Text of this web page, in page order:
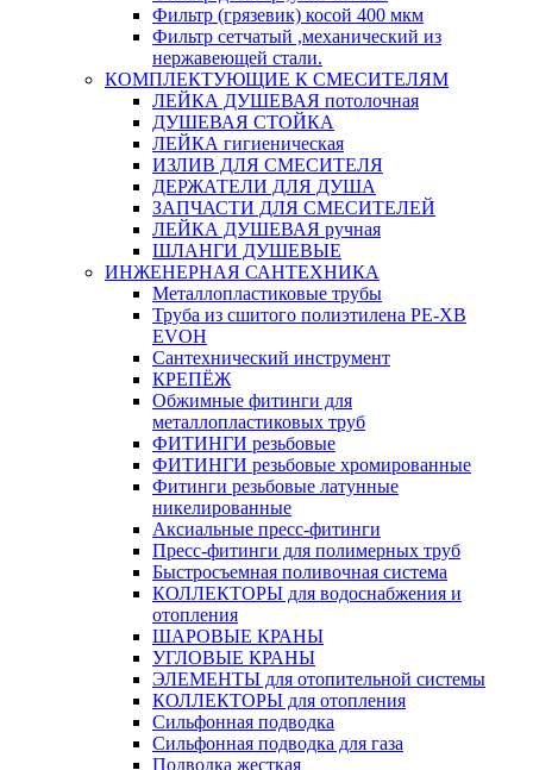
Фильтр (грязевик) косой 400 мкм
Фильтр сетчатый ,механический из
нержавеющей стали.
КОМПЛЕКТУЮЩИЕ К СМЕСИТЕЛЯМ
ЛЕЙКА ДУШЕВАЯ потолочная
ДУШЕВАЯ СТОЙКА
ЛЕЙКА гигиеническая
ИЗЛИВ ДЛЯ СМЕСИТЕЛЯ
ДЕРЖАТЕЛИ ДЛЯ ДУША
ЗАПЧАСТИ ДЛЯ СМЕСИТЕЛЕЙ
ЛЕЙКА ДУШЕВАЯ ручная
ШЛАНГИ ДУШЕВЫЕ
ИНЖЕНЕРНАЯ САНТЕХНИКА
Металлопластиковые трубы
Труба из сшитого полиэтилена PE-XB
EVOH
Сантехнический инструмент
КРЕПЁЖ
Обжимные фитинги для
металлопластиковых труб
ФИТИНГИ резьбовые
ФИТИНГИ резьбовые хромированные
Фитинги резьбовые латунные
никелированные
Аксиальные пресс-фитинги
Пресс-фитинги для полимерных труб
Быстросъемная поливочная система
КОЛЛЕКТОРЫ для водоснабжения и
отопления
ШАРОВЫЕ КРАНЫ
УГЛОВЫЕ КРАНЫ
ЭЛЕМЕНТЫ для отопительной системы
КОЛЛЕКТОРЫ для отопления
Сильфонная подводка
Cильфонная подводка для газа
Подводка жесткая